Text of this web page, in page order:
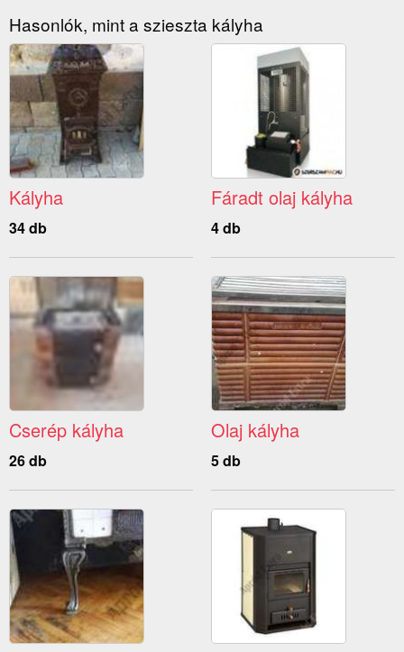
Hasonlók, mint a szieszta kályha
Kályha
34 db
Fáradt olaj kályha
4 db
Cserép kályha
26 db
Olaj kályha
5 db